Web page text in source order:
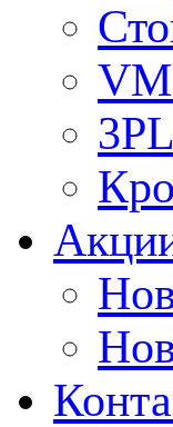
3PL